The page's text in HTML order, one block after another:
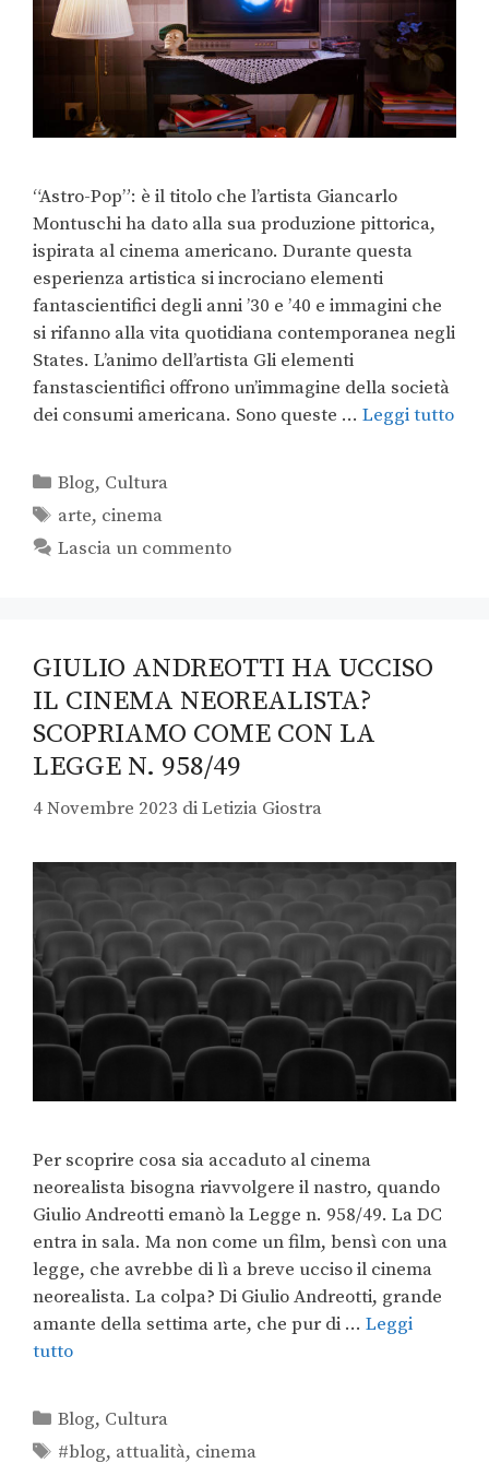
“Astro-Pop”: è il titolo che l’artista Giancarlo
Montuschi ha dato alla sua produzione pittorica,
ispirata al cinema americano. Durante questa
esperienza artistica si incrociano elementi
fantascientifici degli anni ’30 e ’40 e immagini che
si rifanno alla vita quotidiana contemporanea negli
States. L’animo dell’artista Gli elementi
fanstascientifici offrono un’immagine della società
dei consumi americana. Sono queste … Leggi tutto
Blog, Cultura
arte, cinema
Lascia un commento
GIULIO ANDREOTTI HA UCCISO
IL CINEMA NEOREALISTA?
SCOPRIAMO COME CON LA
LEGGE N. 958/49
4 Novembre 2023 diLetizia Giostra
Per scoprire cosa sia accaduto al cinema
neorealista bisogna riavvolgere il nastro, quando
Giulio Andreotti emanò la Legge n. 958/49. La DC
entra in sala. Ma non come un film, bensì con una
legge, che avrebbe di lì a breve ucciso il cinema
neorealista. La colpa? Di Giulio Andreotti, grande
amante della settima arte, che pur di … Leggi
tutto
Blog, Cultura
#blog, attualità, cinema